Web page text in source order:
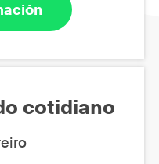
cotidiano